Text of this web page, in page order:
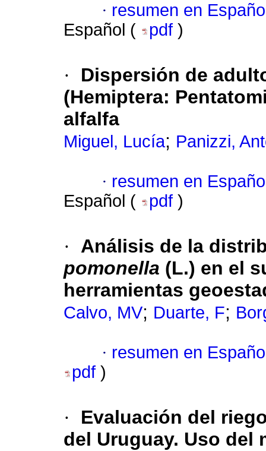
· resumen en
Español (
pdf )
·
Dispersión de
(Hemiptera:
alfalfa
Miguel, Lucía; Panizzi,
· resumen en
Español (
pdf )
·
Análisis de la
pomonella (L.) en el
herramientas
Calvo, MV; Duarte, F;
· resumen en
pdf )
·
Evaluación del
del Uruguay. Uso del